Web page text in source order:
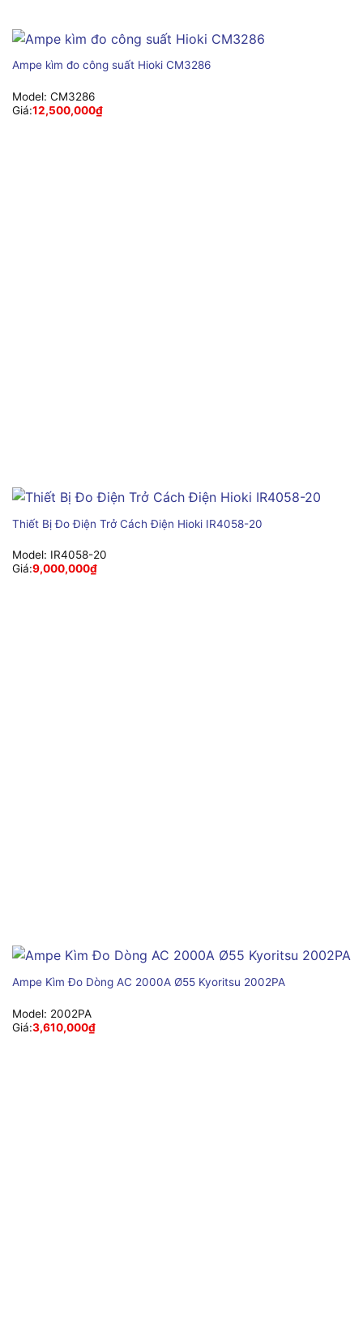
Ampe kìm đo công suất Hioki CM3286
Model: CM3286
Giá:12,500,000₫
Thiết Bị Đo Điện Trở Cách Điện Hioki IR4058-20
Model: IR4058-20
Giá:9,000,000₫
Ampe Kìm Đo Dòng AC 2000A Ø55 Kyoritsu 2002PA
Model: 2002PA
Giá:3,610,000₫